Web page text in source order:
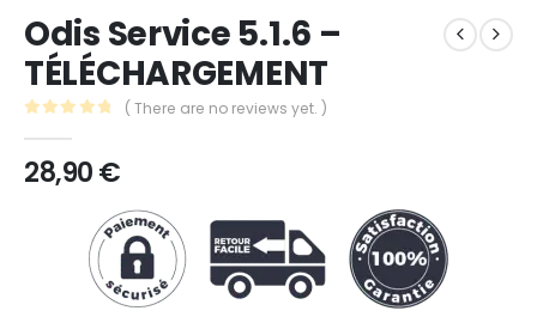
Odis Service 5.1.6 –
TÉLÉCHARGEMENT
( There are no reviews yet. )
28,90€